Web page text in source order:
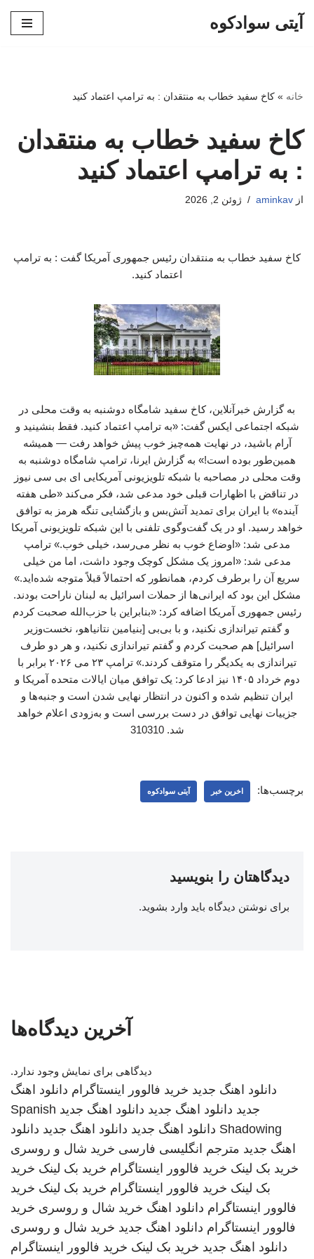
آیتی سوادکوه
خانه » کاخ سفید خطاب به منتقدان : به ترامپ اعتماد کنید
کاخ سفید خطاب به منتقدان
: به ترامپ اعتماد کنید
از aminkav ژوئن 2, 2026
کاخ سفید خطاب به منتقدان رئیس جمهوری آمریکا گفت : به ترامپ
اعتماد کنید.
به گزارش خبرآنلاین، کاخ سفید شامگاه دوشنبه به وقت محلی در
شبکه اجتماعی ایکس گفت: «به ترامپ اعتماد کنید. فقط بنشینید و
آرام باشید، در نهایت همه‌چیز خوب پیش خواهد رفت — همیشه
همین‌طور بوده است!» به گزارش ایرنا، ترامپ شامگاه دوشنبه به
وقت محلی در مصاحبه با شبکه تلویزیونی آمریکایی ای بی سی نیوز
در تناقض با اظهارات قبلی خود مدعی شد، فکر می‌کند «طی هفته
آینده» با ایران برای تمدید آتش‌بس و بازگشایی تنگه هرمز به توافق
خواهد رسید. او در یک گفت‌وگوی تلفنی با این شبکه تلویزیونی آمریکا
مدعی شد: «اوضاع خوب به نظر می‌رسد، خیلی خوب.» ترامپ
مدعی شد: «امروز یک مشکل کوچک وجود داشت، اما من خیلی
سریع آن را برطرف کردم، همانطور که احتمالاً قبلاً متوجه شده‌اید.»
مشکل این بود که ایرانی‌ها از حملات اسرائیل به لبنان ناراحت بودند.
رئیس جمهوری آمریکا اضافه کرد: «بنابراین با حزب‌الله صحبت کردم
و گفتم تیراندازی نکنید، و با بی‌بی [بنیامین نتانیاهو، نخست‌وزیر
اسرائیل] هم صحبت کردم و گفتم تیراندازی نکنید، و هر دو طرف
تیراندازی به یکدیگر را متوقف کردند.» ترامپ ۲۳ می ۲۰۲۶ برابر با
دوم خرداد ۱۴۰۵ نیز ادعا کرد: یک توافق میان ایالات متحده آمریکا و
ایران تنظیم شده و اکنون در انتظار نهایی شدن است و جنبه‌ها و
جزییات نهایی توافق در دست بررسی است و به‌زودی اعلام خواهد
شد. 310310
برچسب‌ها: اخرین خبر آیتی سوادکوه
دیدگاهتان را بنویسید
برای نوشتن دیدگاه باید وارد بشوید.
آخرین دیدگاه‌ها
دیدگاهی برای نمایش وجود ندارد.
دانلود اهنگ جدید خرید فالوور اینستاگرام دانلود اهنگ
جدید دانلود اهنگ جدید دانلود اهنگ جدید Spanish
Shadowing دانلود اهنگ جدید دانلود اهنگ جدید دانلود
اهنگ جدید مترجم انگلیسی فارسی خرید شال و روسری
خرید بک لینک خرید فالوور اینستاگرام خرید بک لینک خرید
بک لینک خرید فالوور اینستاگرام خرید بک لینک خرید
فالوور اینستاگرام دانلود اهنگ خرید شال و روسری خرید
فالوور اینستاگرام دانلود اهنگ جدید خرید شال و روسری
دانلود اهنگ جدید خرید بک لینک خرید فالوور اینستاگرام